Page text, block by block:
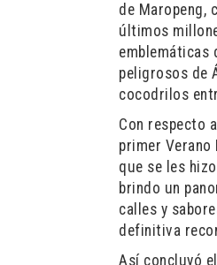
de Maropeng,
últimos
emblemáticas
peligrosos de
cocodrilos
Con respecto
primer Verano
que se les
brindo un
calles y
definitiva
Así concluyó